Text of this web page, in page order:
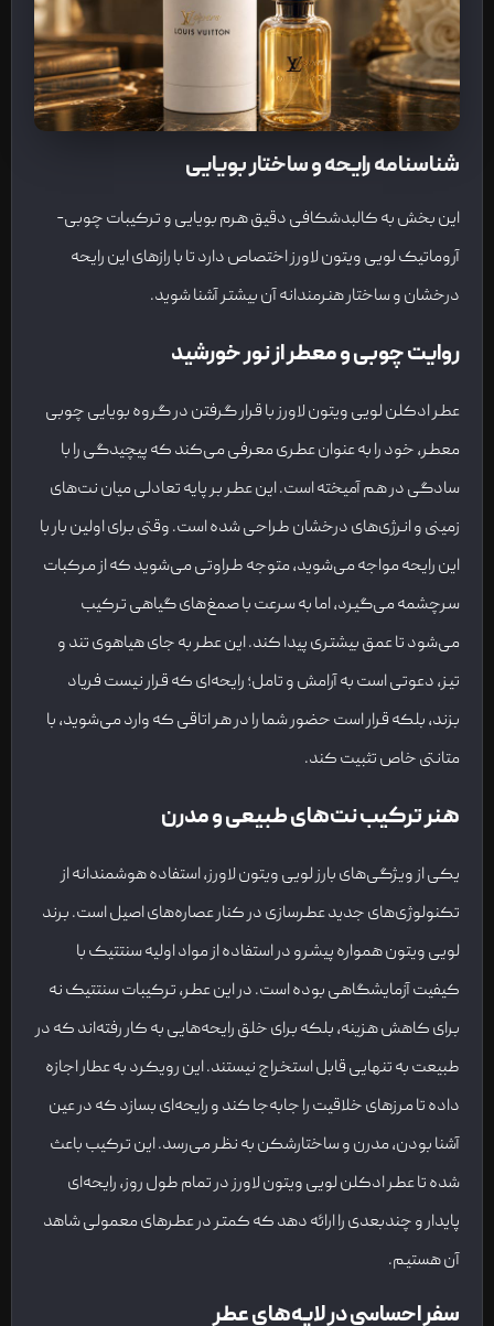
شناسنامه رایحه و ساختار بویایی
این بخش به کالبدشکافی دقیق هرم بویایی و ترکیبات چوبی-
آروماتیک لویی ویتون لاورز اختصاص دارد تا با رازهای این رایحه
درخشان و ساختار هنرمندانه آن بیشتر آشنا شوید.
روایت چوبی و معطر از نور خورشید
عطر ادکلن لویی ویتون لاورز با قرار گرفتن در گروه بویایی چوبی
معطر، خود را به عنوان عطری معرفی می‌کند که پیچیدگی را با
سادگی در هم آمیخته است. این عطر بر پایه تعادلی میان نت‌های
زمینی و انرژی‌های درخشان طراحی شده است. وقتی برای اولین بار با
این رایحه مواجه می‌شوید، متوجه طراوتی می‌شوید که از مرکبات
سرچشمه می‌گیرد، اما به سرعت با صمغ‌های گیاهی ترکیب
می‌شود تا عمق بیشتری پیدا کند. این عطر به جای هیاهوی تند و
تیز، دعوتی است به آرامش و تامل؛ رایحه‌ای که قرار نیست فریاد
بزند، بلکه قرار است حضور شما را در هر اتاقی که وارد می‌شوید، با
متانتی خاص تثبیت کند.
هنر ترکیب نت‌های طبیعی و مدرن
یکی از ویژگی‌های بارز لویی ویتون لاورز، استفاده هوشمندانه از
تکنولوژی‌های جدید عطرسازی در کنار عصاره‌های اصیل است. برند
لویی ویتون همواره پیشرو در استفاده از مواد اولیه سنتتیک با
کیفیت آزمایشگاهی بوده است. در این عطر، ترکیبات سنتتیک نه
برای کاهش هزینه، بلکه برای خلق رایحه‌هایی به کار رفته‌اند که در
طبیعت به تنهایی قابل استخراج نیستند. این رویکرد به عطار اجازه
داده تا مرزهای خلاقیت را جابه‌جا کند و رایحه‌ای بسازد که در عین
آشنا بودن، مدرن و ساختارشکن به نظر می‌رسد. این ترکیب باعث
شده تا عطر ادکلن لویی ویتون لاورز در تمام طول روز، رایحه‌ای
پایدار و چندبعدی را ارائه دهد که کمتر در عطرهای معمولی شاهد
آن هستیم.
سفر احساسی در لایه‌های عطر